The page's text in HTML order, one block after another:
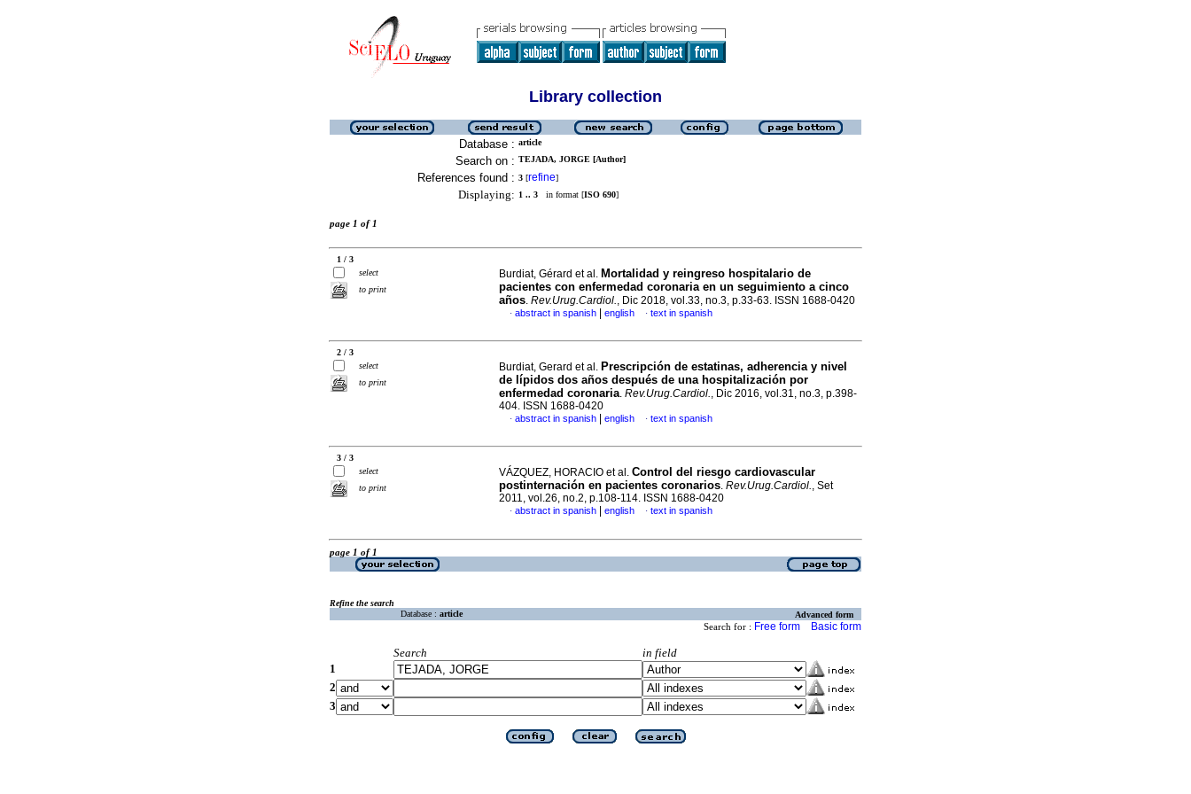
Library collection
Database : article
Search on : TEJADA, JORGE [Author]
References found : 3 [refine]
Displaying: 1 .. 3 in format [ISO 690]
page 1 of 1
1 / 3
select
to print
Burdiat, Gérard et al. Mortalidad y reingreso hospitalario de
pacientes con enfermedad coronaria en un seguimiento a cinco
años. Rev.Urug.Cardiol., Dic 2018, vol.33, no.3, p.33-63. ISSN 1688-0420
· abstract in spanish english · text in spanish
2 / 3
select
to print
Burdiat, Gerard et al. Prescripción de estatinas, adherencia y nivel
de lípidos dos años después de una hospitalización por
enfermedad coronaria. Rev.Urug.Cardiol., Dic 2016, vol.31, no.3, p.398-
404. ISSN 1688-0420
· abstract in spanish english · text in spanish
3 / 3
select
to print
VÁZQUEZ, HORACIO et al. Control del riesgo cardiovascular
postinternación en pacientes coronarios. Rev.Urug.Cardiol., Set
2011, vol.26, no.2, p.108-114. ISSN 1688-0420
· abstract in spanish english · text in spanish
page 1 of 1
Refine the search
Database : article Advanced form
Search for : Free form Basic form
Search
in field
1
2
3